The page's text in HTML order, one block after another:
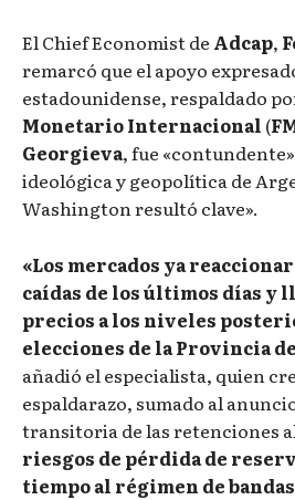
El Chief Economist de Adcap,
remarcó que el apoyo
estadounidense, respaldado
Monetario Internacional (
Georgieva, fue
ideológica y geopolítica de
Washington resultó clave».
«Los mercados ya
caídas de los últimos días y
precios a los niveles
elecciones de la Provincia
añadió el especialista, quien
espaldarazo, sumado al
transitoria de las retenciones
riesgos de pérdida de
tiempo al régimen de